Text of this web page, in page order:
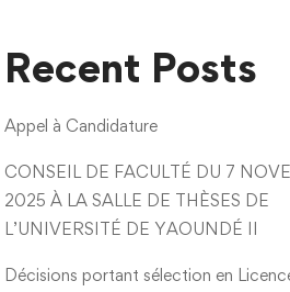
Recent Posts
Appel à Candidature
CONSEIL DE FACULTÉ DU 7
2025 À LA SALLE DE THÈSES DE
L’UNIVERSITÉ DE YAOUNDÉ II
Décisions portant sélection en